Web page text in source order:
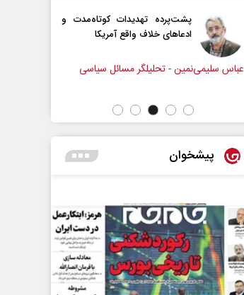
پشت‌پرده تهدیدات کوتاه‏‌مدت و
ادعا‌های خلاف واقع آمریکا
عباس سلیمی‌نمین - تحلیلگر مسائل سیاسی
پیشخوان